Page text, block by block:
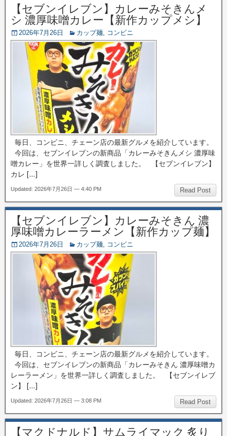
【セブンイレブン】カレーみそきんメ
シ 濃厚味噌カレー【新作カップメシ】
2026年7月26日 カップ麺, コンビニ
毎日、コンビニ、チェーン店の最新グルメを紹介しています。
今回は、セブンイレブンの新商品「カレーみそきんメシ 濃厚味
噌カレー」を世界一詳しく調査しました。 【セブンイレブン】
カレ […]
Read Post
Updated: 2026年7月26日 — 4:40 PM
【セブンイレブン】カレーみそきん 濃
厚味噌カレーラーメン【新作カップ麺】
2026年7月26日 カップ麺, コンビニ
毎日、コンビニ、チェーン店の最新グルメを紹介しています。
今回は、セブンイレブンの新商品「カレーみそきん 濃厚味噌カ
レーラーメン」を世界一詳しく調査しました。 【セブンイレブ
ン】 […]
Read Post
Updated: 2026年7月26日 — 3:08 PM
【マクドナルド】サムライマック 炙り